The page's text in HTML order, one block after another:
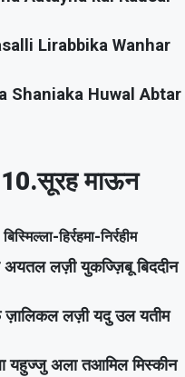
Lirabbika Wanhar
Shaniaka Huwal Abtar
10.सूरह माऊन
बिस्मिल्ला-हिर्रहमा-निर्रहीम
लज़ी युकज्ज़िबू बिददीन
लज़ी यदु उल यतीम
यहुज्जु अला तआमिल मिस्कीन